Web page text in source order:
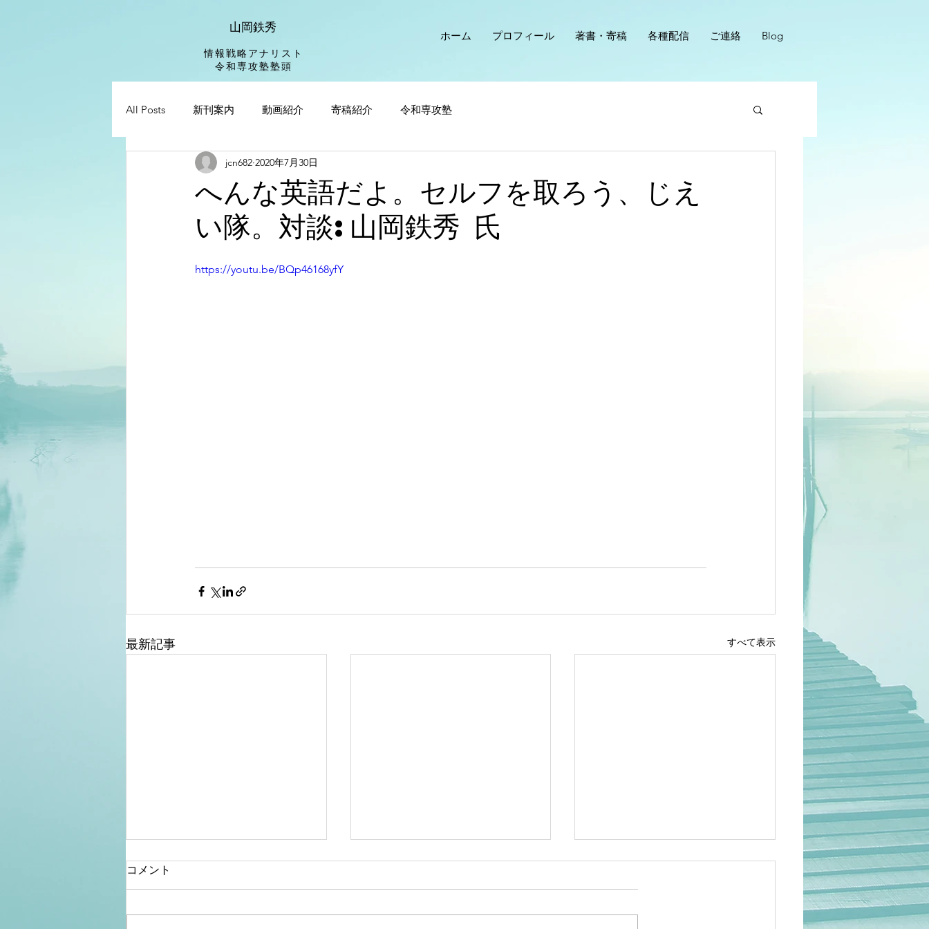
山岡鉄秀
情報戦略アナリスト
​令和専攻塾塾頭
ホーム プロフィール 著書・寄稿 各種配信 ご連絡 Blog
All Posts 新刊案内 動画紹介 寄稿紹介 令和専攻塾
へんな英語だよ。セルフを取ろう、じえ
い隊。対談:山岡鉄秀 氏
jcn682 2020年7月30日
https://youtu.be/BQp46168yfY
最新記事 すべて表示
コメント